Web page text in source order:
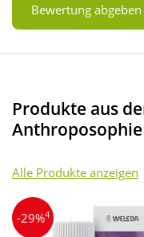
Bewertung abgeben
Produkte aus
Anthroposophie
Alle Produkte anzeigen
-29%4